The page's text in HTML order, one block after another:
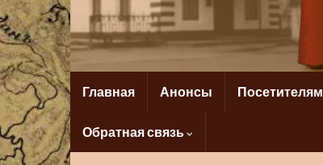
Главная Анонсы Посетителям
Обратная связь